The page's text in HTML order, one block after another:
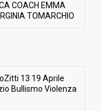
COACH EMMA
TOMARCHIO
13 19 Aprile
Bullismo Violenza